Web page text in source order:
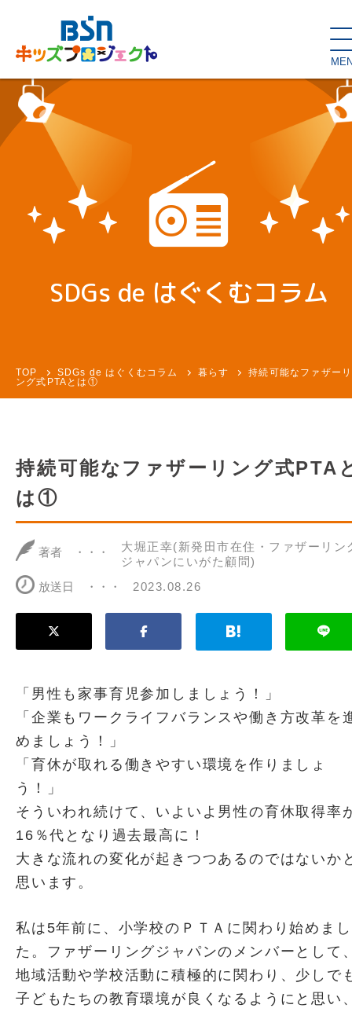
SDGs de
はぐくむコラム
キッズが主役！
親バカグラム 動画コンテンツ キッズイベント
読み聞かせ・出前授業
スタジオ見学
ハロー
子育て応援隊！
お問い合わせ
SDGs de はぐくむコラム
TOP SDGs de はぐくむコラム 暮らす
持続可能なファザーリ
ング式PTAとは①
持続可能なファザーリング式PTA
は①
著者
大堀正幸(新発田市在住・ファザーリン
ジャパンにいがた顧問)
放送日
2023.08.26
「男性も家事育児参加しましょう！」
「企業もワークライフバランスや働き方改革を
めましょう！」
「育休が取れる働きやすい環境を作りましょ
う！」
そういわれ続けて、いよいよ男性の育休取得率
16％代となり過去最高に！
大きな流れの変化が起きつつあるのではないか
思います。
私は5年前に、小学校のＰＴＡに関わり始めまし
た。ファザーリングジャパンのメンバーとして
地域活動や学校活動に積極的に関わり、少しで
子どもたちの教育環境が良くなるようにと思い